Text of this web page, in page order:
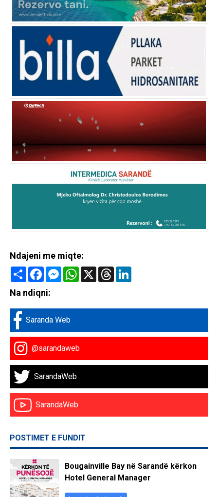
Ndajeni me miqte:
Share FacebookMessenger
WhatsApp
X Threads
Na ndiqni:
Saranda Web
@sarandaweb
SarandaWeb
SarandaWeb
POSTIMET E FUNDIT
Bougainville Bay në Sarandë kërkon
Hotel General Manager